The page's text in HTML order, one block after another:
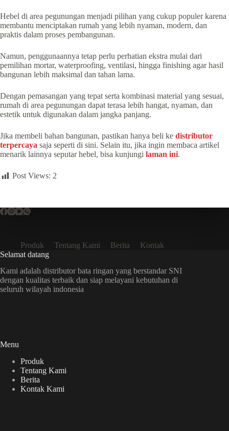
Hebel di area pegunungan menjadi pilihan yang cukup populer karena
membantu menciptakan rumah yang lebih nyaman, modern, dan
praktis dalam proses pembangunan.
Namun, penggunaannya tetap perlu perhatian ekstra mulai dari
pemilihan mortar, waterproofing, ventilasi, hingga finishing agar hasil
bangunan lebih maksimal dan tahan lama.
Dengan pemasangan yang tepat serta kombinasi material yang sesuai,
rumah di area pegunungan dapat terasa lebih hangat, nyaman, dan
estetik untuk digunakan dalam jangka panjang.
Jika membeli bahan bangunan, pastikan hanya beli ke distributor
terpercaya saja seperti di sini. Selain itu, jika ingin membaca artikel
menarik lainnya seputar hebel, bisa kunjungi laman ini.
Post Views: 2
Produk Tentang Kami Berita
Kontak
Selamat datang
Kami adalah distributor bata ringan yang berstandar SNI
dengan kualitas terbaik dan siap melayani kebutuhan di
seluruh wilayah indonesia
Menu
Produk
Tentang Kami
Berita
Kontak Kami